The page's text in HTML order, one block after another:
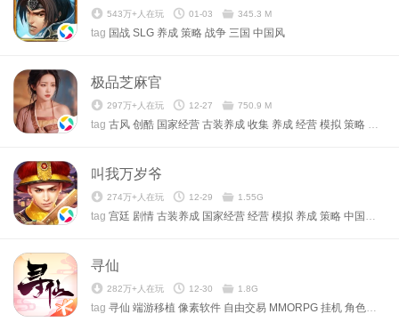
543万+人在玩 01-03 345.3 M
tag 国战 SLG 养成 策略 战争 三国 中国风
极品芝麻官
297万+人在玩 12-27 750.9 M
tag 古风 创酷 国家经营 古装养成 收集 养成 经营 模拟 策略 架空
叫我万岁爷
274万+人在玩 12-29 1.55G
tag 宫廷 剧情 古装养成 国家经营 经营 模拟 养成 策略 中国风
寻仙
282万+人在玩 12-30 1.8G
tag 寻仙 端游移植 像素软件 自由交易 MMORPG 挂机 角色扮演